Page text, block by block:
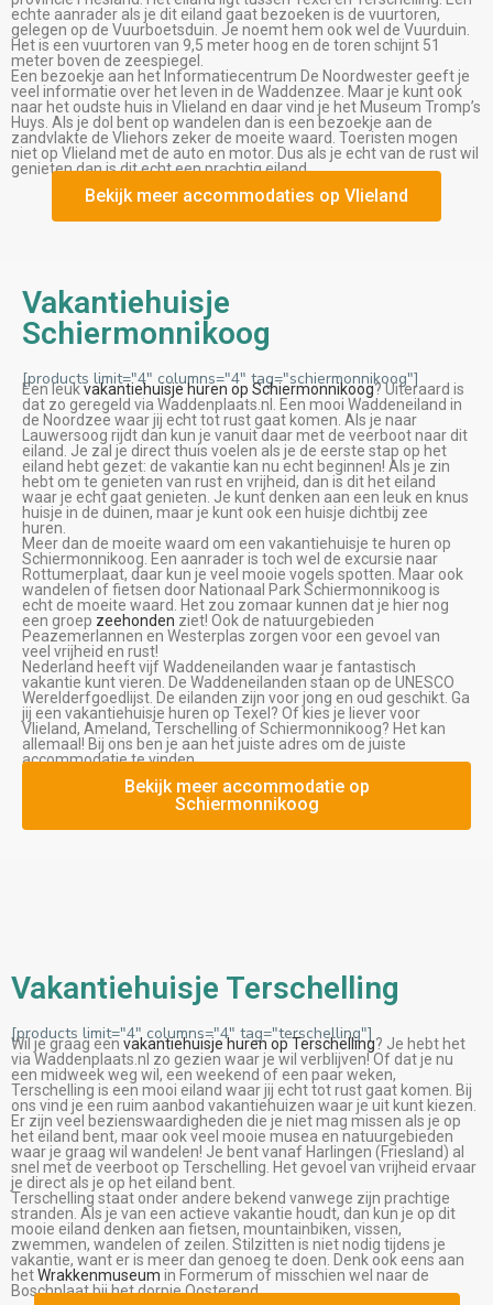
echte aanrader als je dit eiland gaat bezoeken is de vuurtoren,
gelegen op de Vuurboetsduin. Je noemt hem ook wel de Vuurduin.
Het is een vuurtoren van 9,5 meter hoog en de toren schijnt 51
meter boven de zeespiegel.
Een bezoekje aan het Informatiecentrum De Noordwester geeft je
veel informatie over het leven in de Waddenzee. Maar je kunt ook
naar het oudste huis in Vlieland en daar vind je het Museum Tromp’s
Huys. Als je dol bent op wandelen dan is een bezoekje aan de
zandvlakte de Vliehors zeker de moeite waard. Toeristen mogen
niet op Vlieland met de auto en motor. Dus als je echt van de rust wil
genieten dan is dit echt een prachtig eiland.
Bekijk meer accommodaties op Vlieland
Vakantiehuisje
Schiermonnikoog
[products limit="4" columns="4" tag="schiermonnikoog"]
Een leukvakantiehuisje huren op Schiermonnikoog? Uiteraard is
dat zo geregeld via Waddenplaats.nl. Een mooi Waddeneiland in
de Noordzee waar jij echt tot rust gaat komen. Als je naar
Lauwersoog rijdt dan kun je vanuit daar met de veerboot naar dit
eiland. Je zal je direct thuis voelen als je de eerste stap op het
eiland hebt gezet: de vakantie kan nu echt beginnen! Als je zin
hebt om te genieten van rust en vrijheid, dan is dit het eiland
waar je echt gaat genieten. Je kunt denken aan een leuk en knus
huisje in de duinen, maar je kunt ook een huisje dichtbij zee
huren.
Meer dan de moeite waard om een vakantiehuisje te huren op
Schiermonnikoog. Een aanrader is toch wel de excursie naar
Rottumerplaat, daar kun je veel mooie vogels spotten. Maar ook
wandelen of fietsen door Nationaal Park Schiermonnikoog is
echt de moeite waard. Het zou zomaar kunnen dat je hier nog
een groep zeehonden ziet! Ook de natuurgebieden
Peazemerlannen en Westerplas zorgen voor een gevoel van
veel vrijheid en rust!
Nederland heeft vijf Waddeneilanden waar je fantastisch
vakantie kunt vieren. De Waddeneilanden staan op de UNESCO
Werelderfgoedlijst. De eilanden zijn voor jong en oud geschikt. Ga
jij een vakantiehuisje huren op Texel? Of kies je liever voor
Vlieland, Ameland, Terschelling of Schiermonnikoog? Het kan
allemaal! Bij ons ben je aan het juiste adres om de juiste
accommodatie te vinden.
Bekijk meer accommodatie op
Schiermonnikoog
Vakantiehuisje Terschelling
[products limit="4" columns="4" tag="terschelling"]
Wil je graag een vakantiehuisje huren op Terschelling? Je hebt het
via Waddenplaats.nl zo gezien waar je wil verblijven! Of dat je nu
een midweek weg wil, een weekend of een paar weken,
Terschelling is een mooi eiland waar jij echt tot rust gaat komen. Bij
ons vind je een ruim aanbod vakantiehuizen waar je uit kunt kiezen.
Er zijn veel bezienswaardigheden die je niet mag missen als je op
het eiland bent, maar ook veel mooie musea en natuurgebieden
waar je graag wil wandelen! Je bent vanaf Harlingen (Friesland) al
snel met de veerboot op Terschelling. Het gevoel van vrijheid ervaar
je direct als je op het eiland bent.
Terschelling staat onder andere bekend vanwege zijn prachtige
stranden. Als je van een actieve vakantie houdt, dan kun je op dit
mooie eiland denken aan fietsen, mountainbiken, vissen,
zwemmen, wandelen of zeilen. Stilzitten is niet nodig tijdens je
vakantie, want er is meer dan genoeg te doen. Denk ook eens aan
hetWrakkenmuseum in Formerum of misschien wel naar de
Boschplaat bij het dorpje Oosterend.